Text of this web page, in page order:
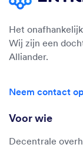
Het
Wij zijn een
Alliander.
Neem contact op
Voor wie
Decentrale